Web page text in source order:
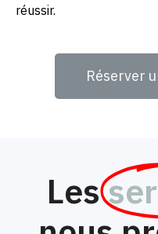
réussir.
Réserver
Les